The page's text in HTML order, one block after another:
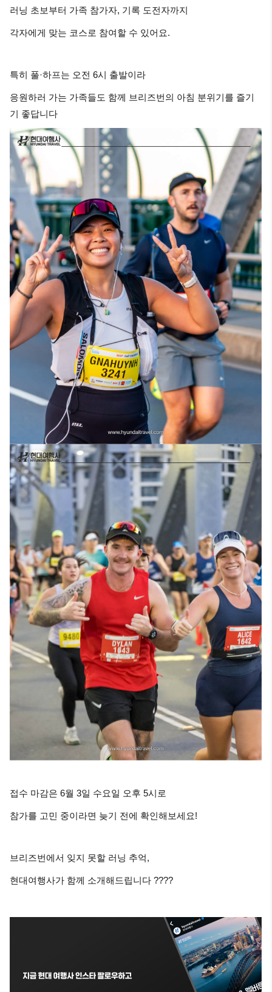
러닝 초보부터 가족 참가자, 기록 도전자까지
각자에게 맞는 코스로 참여할 수 있어요.
특히 풀·하프는 오전 6시 출발이라
응원하러 가는 가족들도 함께 브리즈번의 아침 분위기를 즐기
기 좋답니다
접수 마감은 6월 3일 수요일 오후 5시로
참가를 고민 중이라면 늦기 전에 확인해보세요!
브리즈번에서 잊지 못할 러닝 추억,
현대여행사가 함께 소개해드립니다 ????